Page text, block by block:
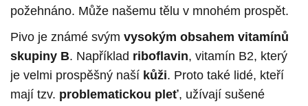
požehnáno. Může našemu tělu v mnohém prospět.
Pivo je známé svým vysokým obsahem vitamínů
skupiny B. Například riboflavin, vitamín B2, který
je velmi prospěšný naší kůži. Proto také lidé, kteří
mají tzv. problematickou pleť, užívají sušené